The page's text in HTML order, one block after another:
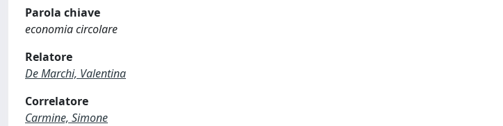
Parola chiave
economia circolare
Relatore
De Marchi, Valentina
Correlatore
Carmine, Simone